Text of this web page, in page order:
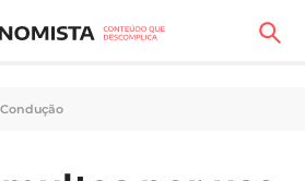
Condução